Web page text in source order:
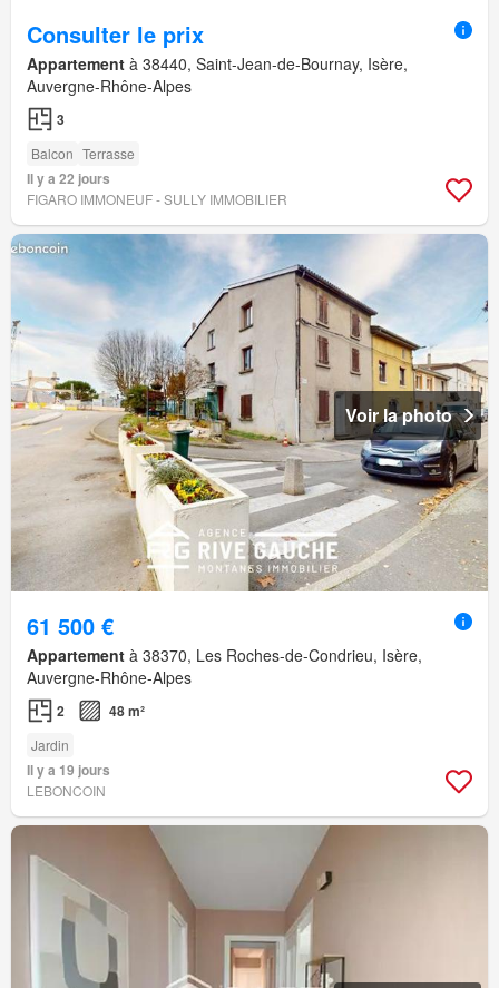
Consulter le prix
Appartement à 38440, Saint-Jean-de-Bournay, Isère,
Auvergne-Rhône-Alpes
3
Balcon Terrasse
Il y a 22 jours
FIGARO IMMONEUF - SULLY IMMOBILIER
Voir la photo
61 500 €
Appartement à 38370, Les Roches-de-Condrieu, Isère,
Auvergne-Rhône-Alpes
2 48 m²
Jardin
Il y a 19 jours
LEBONCOIN